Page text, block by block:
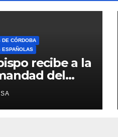
DE CÓRDOBA
ESPAÑOLAS
recibe a la
del